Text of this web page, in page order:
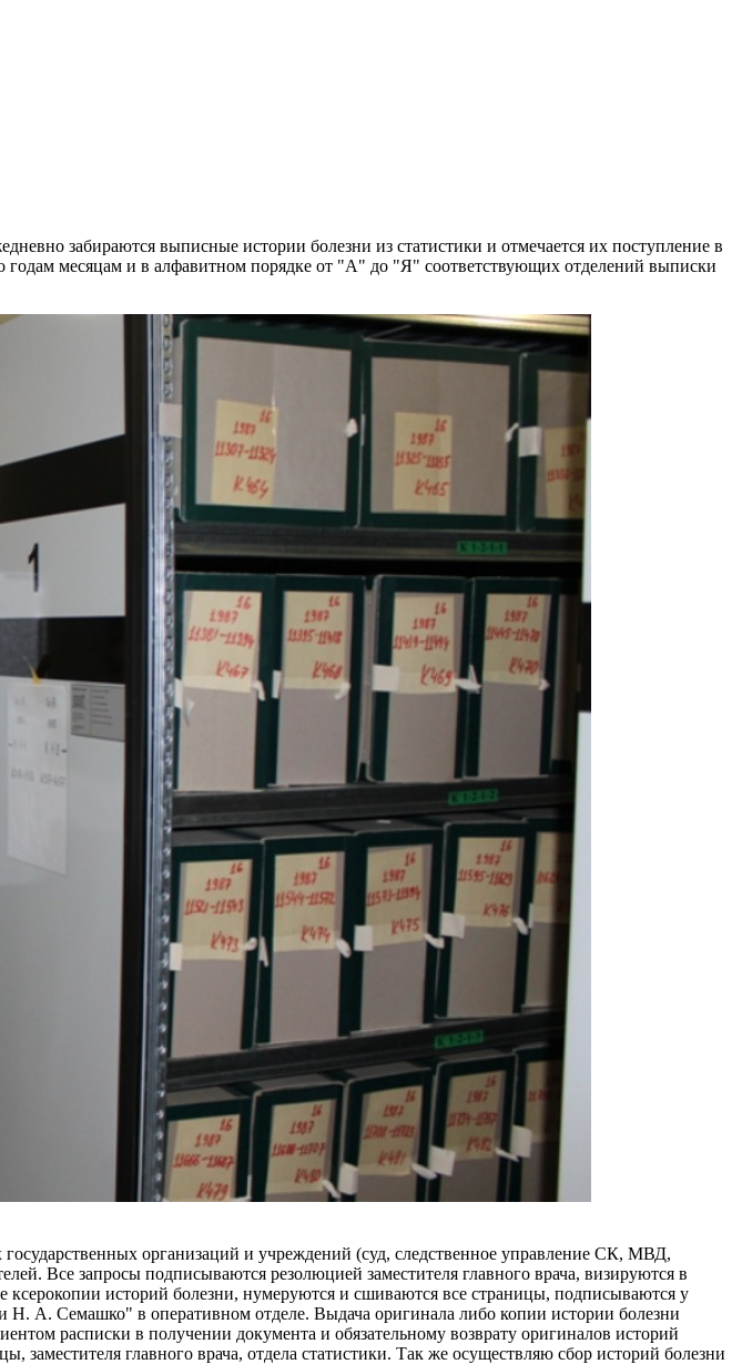
забираются выписные истории болезни из статистики и отмечается их поступление в
месяцам и в алфавитном порядке от "А" до "Я" соответствующих отделений выписки
организаций и учреждений (суд, следственное управление СК, МВД,
Все запросы подписываются резолюцией заместителя главного врача, визируются в
историй болезни, нумеруются и сшиваются все страницы, подписываются у
Н. А. Семашко" в оперативном отделе. Выдача оригинала либо копии истории болезни
расписки в получении документа и обязательному возврату оригиналов историй
главного врача, отдела статистики. Так же осуществляю сбор историй болезни